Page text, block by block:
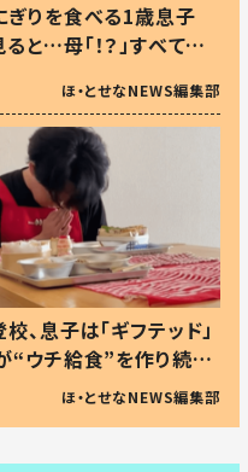
ぎりを食べる1歳息子
と…母「！？」すべてを
に「可愛いから許
」
ほ・とせなNEWS編集部
、息子は「ギフテッド」
ウチ給食”を作り続け
令和の親 #令和の子
ほ・とせなNEWS編集部